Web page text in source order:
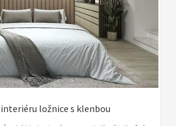
ložnice s klenbou